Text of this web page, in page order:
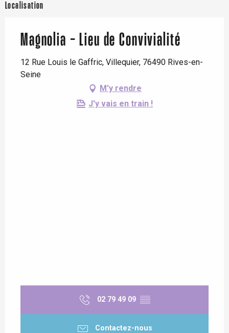
Localisation
Magnolia - Lieu de Convivialité
12 Rue Louis le Gaffric, Villequier, 76490 Rives-en-
Seine
M'y rendre
J'y vais en train !
02 79 49 09 ▒▒
Contactez-nous